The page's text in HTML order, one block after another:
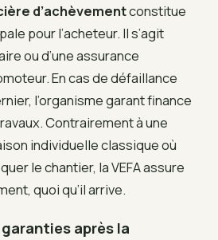
d’achèvementconstitue
pour l’acheteur. Il s’agit
ou d’une assurance
En cas de défaillance
l’organisme garant finance
Contrairement à une
individuelle classique où
le chantier, la VEFA assure
quoi qu’il arrive.
après la